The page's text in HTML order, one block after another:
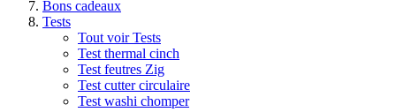
Bons cadeaux
Tests
Tout voir Tests
Test thermal cinch
Test feutres Zig
Test cutter circulaire
Test washi chomper